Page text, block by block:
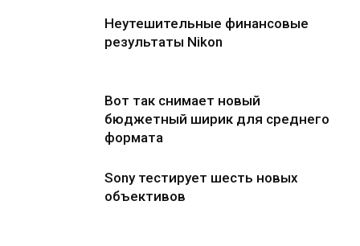
Неутешительные финансовые
результаты Nikon
Вот так снимает новый
бюджетный ширик для среднего
формата
Sony тестирует шесть новых
объективов